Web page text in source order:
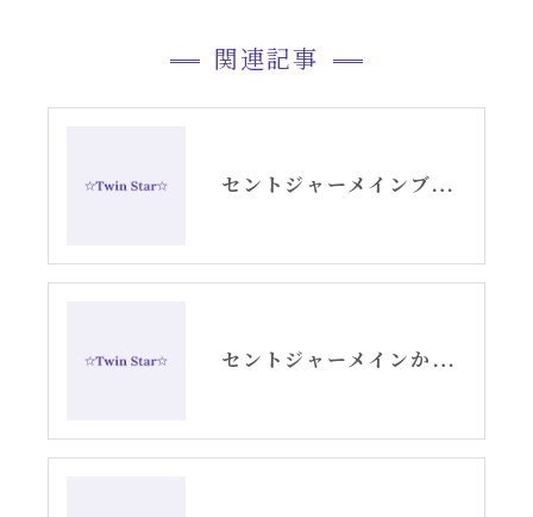
関連記事
セントジャーメインブレッシングカードGSVFグリッド
セントジャーメインからのメッセージ・水瓶座新月アリーシャ